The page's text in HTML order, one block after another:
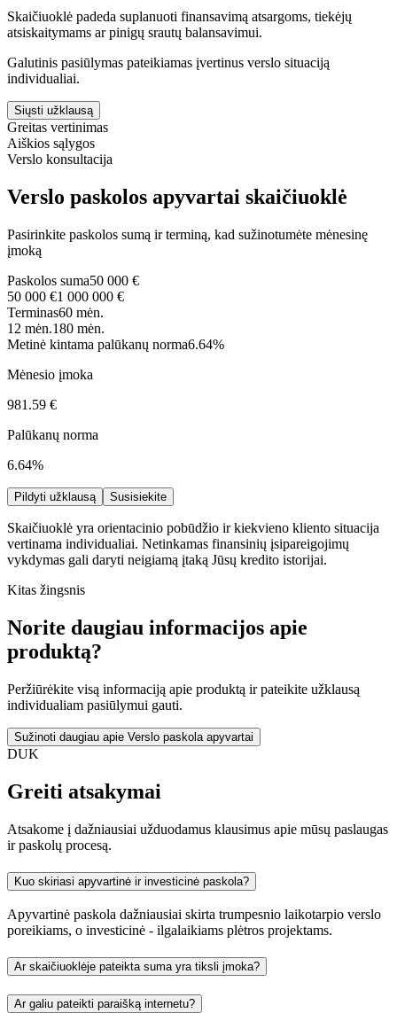
Skaičiuoklė padeda suplanuoti finansavimą atsargoms, tiekėjų
atsiskaitymams ar pinigų srautų balansavimui.
Galutinis pasiūlymas pateikiamas įvertinus verslo situaciją
individualiai.
Siųsti užklausą
Greitas vertinimas
Aiškios sąlygos
Verslo konsultacija
Verslo paskolos apyvartai skaičiuoklė
Pasirinkite paskolos sumą ir terminą, kad sužinotumėte mėnesinę
įmoką
Paskolos suma50 000 €
50 000 €1 000 000 €
Terminas60 mėn.
12 mėn.180 mėn.
Metinė kintama palūkanų norma6.64%
Mėnesio įmoka
981.59 €
Palūkanų norma
6.64%
Pildyti užklausą Susisiekite
Skaičiuoklė yra orientacinio pobūdžio ir kiekvieno kliento situacija
vertinama individualiai. Netinkamas finansinių įsipareigojimų
vykdymas gali daryti neigiamą įtaką Jūsų kredito istorijai.
Kitas žingsnis
Norite daugiau informacijos apie
produktą?
Peržiūrėkite visą informaciją apie produktą ir pateikite užklausą
individualiam pasiūlymui gauti.
Sužinoti daugiau apie Verslo paskola apyvartai
DUK
Greiti atsakymai
Atsakome į dažniausiai užduodamus klausimus apie mūsų paslaugas
ir paskolų procesą.
Kuo skiriasi apyvartinė ir investicinė paskola?
Apyvartinė paskola dažniausiai skirta trumpesnio laikotarpio verslo
poreikiams, o investicinė - ilgalaikiams plėtros projektams.
Ar skaičiuoklėje pateikta suma yra tiksli įmoka?
Ar galiu pateikti paraišką internetu?